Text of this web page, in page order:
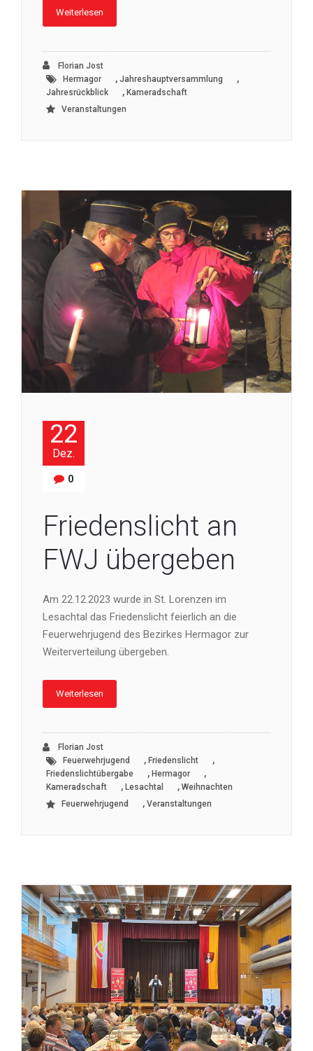
Weiterlesen
Florian Jost
Hermagor
, Jahreshauptversammlung ,
Jahresrückblick , Kameradschaft
Veranstaltungen
22
Dez.
0
Friedenslicht an
FWJ übergeben
Am 22.12.2023 wurde in St. Lorenzen im
Lesachtal das Friedenslicht feierlich an die
Feuerwehrjugend des Bezirkes Hermagor zur
Weiterverteilung übergeben.
Weiterlesen
Florian Jost
Feuerwehrjugend
, Friedenslicht ,
Friedenslichtübergabe , Hermagor ,
Kameradschaft , Lesachtal , Weihnachten
Feuerwehrjugend
, Veranstaltungen